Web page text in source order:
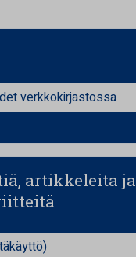
verkkokirjastossa
artikkeleita ja